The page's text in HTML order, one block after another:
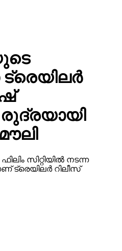
സിറ്റിയില്‍ നടന്ന
ട്രെയിലര്‍ റിലീസ്